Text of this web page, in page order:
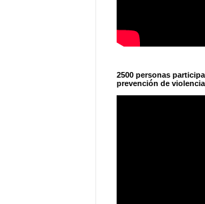
2500 personas
prevención de